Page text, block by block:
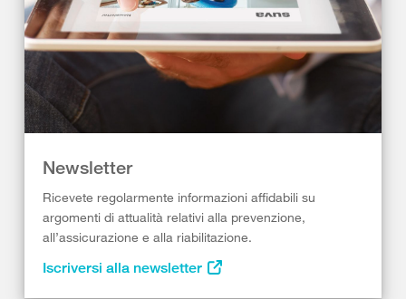
Newsletter
Ricevete regolarmente informazioni affidabili su
argomenti di attualità relativi alla prevenzione,
all’assicurazione e alla riabilitazione.
Iscriversi alla newsletter